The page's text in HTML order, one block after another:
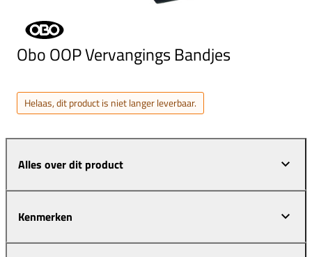
Obo OOP Vervangings Bandjes
Helaas, dit product is niet langer leverbaar.
Alles over dit product
Kenmerken